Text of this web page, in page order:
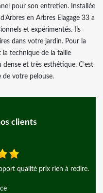
pour son entretien. Installée
en Arbres Elagage 33 a
et expérimentés. Ils
dans votre jardin. Pour la
la technique de la taille
et très esthétique. C’est
de votre pelouse.
clients
prix rien à redire.
Abattage